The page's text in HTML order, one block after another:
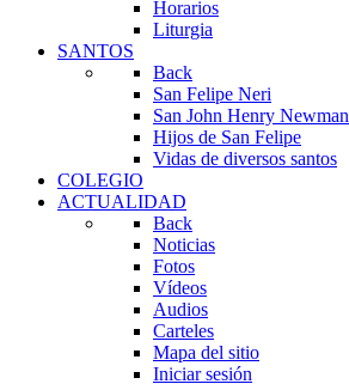
Horarios
Liturgia
SANTOS
Back
San Felipe Neri
San John Henry Newman
Hijos de San Felipe
Vidas de diversos santos
COLEGIO
ACTUALIDAD
Back
Noticias
Fotos
Vídeos
Audios
Carteles
Mapa del sitio
Iniciar sesión